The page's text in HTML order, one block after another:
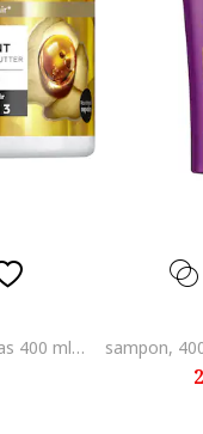
Regeneralo hajpakolas 400 ml, Oil Nutritive